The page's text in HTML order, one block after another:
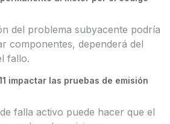
del problema subyacente podría
componentes, dependerá del
fallo.
impactar las pruebas de emisión
falla activo puede hacer que el